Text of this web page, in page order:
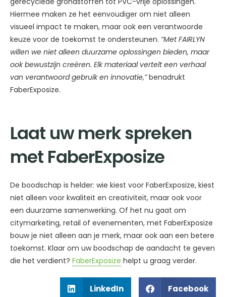
Hiermee maken ze het eenvoudiger om niet alleen
visueel impact te maken, maar ook een verantwoorde
keuze voor de toekomst te ondersteunen. “Met FAIRLYN
willen we niet alleen duurzame oplossingen bieden, maar
ook bewustzijn creëren. Elk materiaal vertelt een verhaal
van verantwoord gebruik en innovatie,”benadrukt
FaberExposize.
Laat uw merk spreken
met FaberExposize
De boodschap is helder: wie kiest voor FaberExposize, kiest
niet alleen voor kwaliteit en creativiteit, maar ook voor
een duurzame samenwerking. Of het nu gaat om
citymarketing, retail of evenementen, met FaberExposize
bouw je niet alleen aan je merk, maar ook aan een betere
toekomst. Klaar om uw boodschap de aandacht te geven
die het verdient? FaberExposize helpt u graag verder.
LinkedIn Facebook